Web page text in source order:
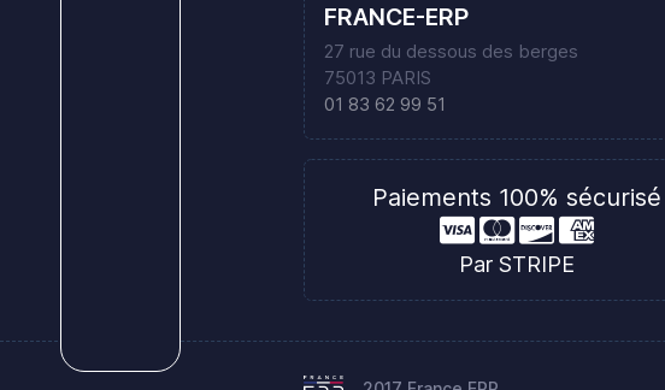
FRANCE-ERP
27 rue du dessous des berges
75013 PARIS
01 83 62 99 51
Paiements 100% sécurisé
Par STRIPE